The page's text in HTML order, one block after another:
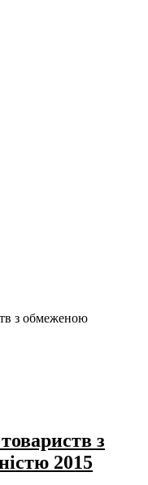
з обмеженою
з
2015